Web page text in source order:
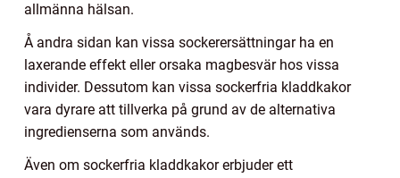
allmänna hälsan.
Å andra sidan kan vissa sockerersättningar ha en
laxerande effekt eller orsaka magbesvär hos vissa
individer. Dessutom kan vissa sockerfria kladdkakor
vara dyrare att tillverka på grund av de alternativa
ingredienserna som används.
Även om sockerfria kladdkakor erbjuder ett